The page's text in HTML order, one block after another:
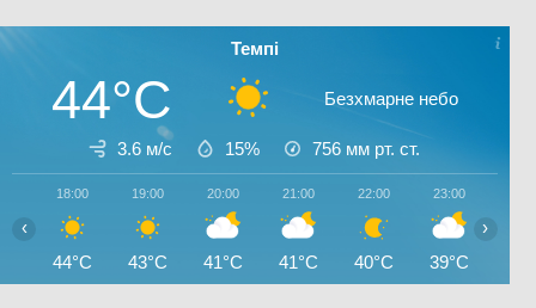
Темпі
44°C Безхмарне небо
3.6 м/с 15% 756 мм рт. ст.
18:00
44°C
19:00
43°C
20:00
41°C
21:00
41°C
22:00
40°C
23:00
39°C
‹ ›